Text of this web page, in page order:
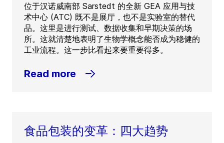
位于汉诺威南部 Sarstedt 的全新 GEA 应用与技
术中心 (ATC) 既不是展厅，也不是实验室的替代
品。这里是进行测试、数据收集和早期决策的场
所。这就清楚地表明了生物学概念能否成为稳健的
工业流程。这一步比看起来要重要得多。
Read more
食品包装的变革：四大趋势